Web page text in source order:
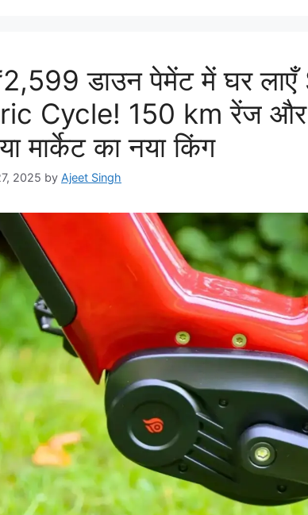
डाउन पेमेंट में घर
Cycle! 150 km रेंज और
मार्केट का नया किंग
2025 by Ajeet Singh